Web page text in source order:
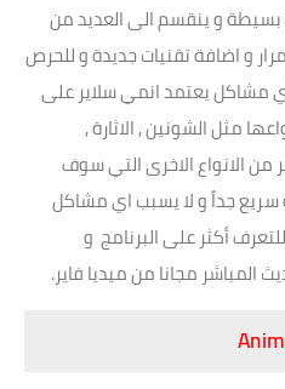
و ينقسم الى العديد من
و اضافة تقنيات جديدة و للحرص
مشاكل يعتمد انمي سلاير على
مثل الشونين , الاثارة ,
من الانواع الاخرى التي سوف
سريع جداً و لا يسبب اي مشاكل
أكثر على البرنامج و
المباشر مجانا من ميديا فاير.